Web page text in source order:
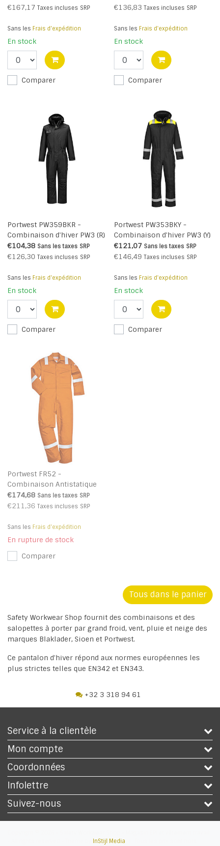
€167,17 Taxes incluses SRP
Sans les Frais d'expédition
En stock
Comparer
€136,83 Taxes incluses SRP
Sans les Frais d'expédition
En stock
Comparer
Portwest PW359BKR -
Combinaison d'hiver PW3 (R)
€104,38 Sans les taxes SRP
€126,30 Taxes incluses SRP
Sans les Frais d'expédition
En stock
Comparer
Portwest PW353BKY -
Combinaison d'hiver PW3 (Y)
€121,07 Sans les taxes SRP
€146,49 Taxes incluses SRP
Sans les Frais d'expédition
En stock
Comparer
Portwest FR52 -
Combinaison Antistatique
matelassée hiver 350g -
Orange - R
€174,68 Sans les taxes SRP
€211,36 Taxes incluses SRP
Sans les Frais d'expédition
En rupture de stock
Comparer
Tous dans le panier
Safety Workwear Shop fournit des combinaisons et des
salopettes à porter par grand froid, vent, pluie et neige des
marques Blaklader, Sioen et Portwest.
Ce pantalon d'hiver répond aux normes européennes les
plus strictes telles que EN342 et EN343.
+32 3 318 94 61
Service à la clientèle
Mon compte
Coordonnées
Infolettre
Suivez-nous
InStijl Media